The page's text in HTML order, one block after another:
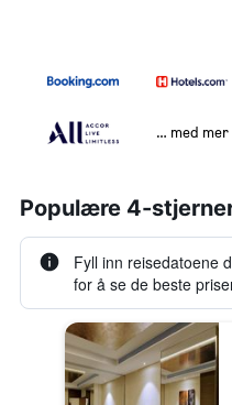
… med mer
Populære 4-
Fyll inn reisedatoene
for å se de beste